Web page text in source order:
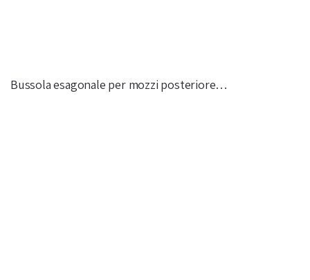
Bussola esagonale per mozzi posteriore…